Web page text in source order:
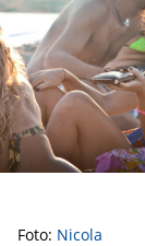
Foto: Nicola